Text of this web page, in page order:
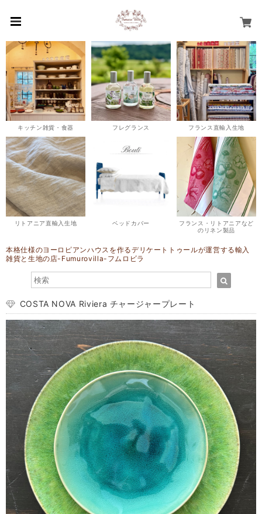
キッチン雑貨・食器 フレグランス フランス直輸入生地
リトアニア直輸入生地 ベッドカバー
フランス・リトアニアなど
のリネン製品
本格仕様のヨーロピアンハウスを作るデリケートトゥールが運営する輸入
雑貨と生地の店-Fumurovilla-フムロビラ
COSTA NOVA Riviera チャージャープレート